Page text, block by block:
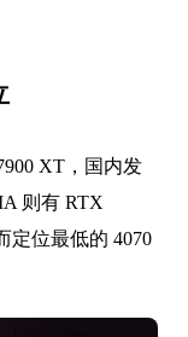
XT，国内发
则有 RTX
定位最低的 4070